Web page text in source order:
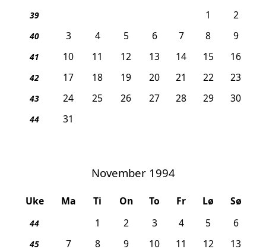
39 1 2
40 3 4 5 6 7 8 9
41 10 11 12 13 14 15 16
42 17 18 19 20 21 22 23
43 24 25 26 27 28 29 30
44 31
November 1994
Uke Ma Ti On To Fr Lø Sø
44 1 2 3 4 5 6
45 7 8 9 10 11 12 13